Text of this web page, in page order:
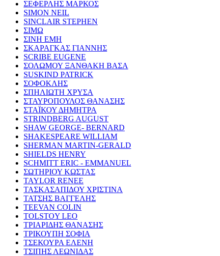
ΣΕΦΕΡΛΗΣ ΜΑΡΚΟΣ
SIMON NEIL
SINCLAIR STEPHEN
ΣΙΜΩ
ΣΙΝΗ ΕΜΗ
ΣΚΑΡΑΓΚΑΣ ΓΙΑΝΝΗΣ
SCRIBE EUGENE
ΣΟΛΩΜΟΥ ΞΑΝΘΑΚΗ ΒΑΣΑ
SUSKIND PATRICK
ΣΟΦΟΚΛΗΣ
ΣΠΗΛΙΩΤΗ ΧΡΥΣΑ
ΣΤΑΥΡΟΠΟΥΛΟΣ ΘΑΝΑΣΗΣ
ΣΤΑΪΚΟΥ ΔΗΜΗΤΡΑ
STRINDBERG AUGUST
SHAW GEORGE- BERNARD
SHAKESPEARE WILLIAM
SHERMAN MARTIN-GERALD
SHIELDS HENRY
SCHMITT ERIC - EMMANUEL
ΣΩΤΗΡΙΟΥ ΚΩΣΤΑΣ
TAYLOR RENEE
ΤΑΣΚΑΣΑΠΙΔΟΥ ΧΡΙΣΤΙΝΑ
ΤΑΤΣΗΣ ΒΑΓΓΕΛΗΣ
TEEVAN COLIN
TOLSTOY LEO
ΤΡΙΑΡΙΔΗΣ ΘΑΝΑΣΗΣ
ΤΡΙΚΟΥΠΗ ΣΟΦΙΑ
ΤΣΕΚΟΥΡΑ ΕΛΕΝΗ
ΤΣΙΠΗΣ ΛΕΩΝΙΔΑΣ